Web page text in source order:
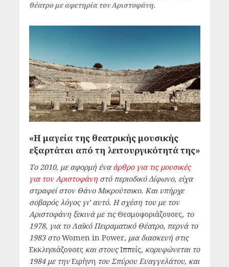
θέατρο με αφετηρία τον Αριστοφάνη.
«Η μαγεία της θεατρικής μουσικής
εξαρτάται από τη λειτουργικότητά της»
Το 2010, με αφορμή έναάρθρο για τις μουσικές
για τον Αριστοφάνηστό περιοδικό Δίφωνο, είχα
στραφεί στον Θάνο Μικρούτσικο. Και υπήρχε
σοβαρός λόγος γι’ αυτό. Η σχέση του με τον
Αριστοφάνη ξεκινά με τιςΘεσμοφοριάζουσες, το
1978, για το Λαϊκό Πειραματικό Θέατρο, περνά το
1983 στοWomen in Power, μια διασκευή στις
Εκκλησιάζουσεςκαι στουςΙππείς, κορυφώνεται το
1984 με τηνΕιρήνη του Σπύρου Ευαγγελάτου, και